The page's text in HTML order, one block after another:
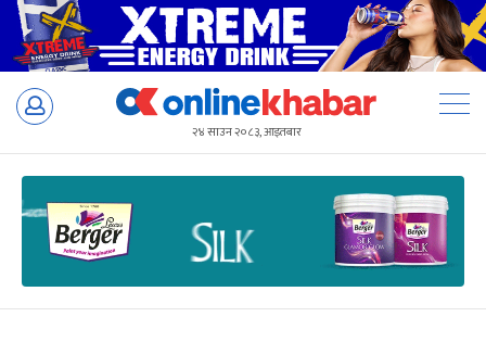
Skip
२४ साउन २०८३, आइतबार